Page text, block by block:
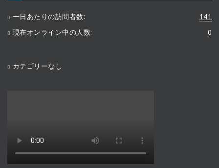
141
一日あたりの訪問者数:
0
現在オンライン中の人数:
カテゴリーなし